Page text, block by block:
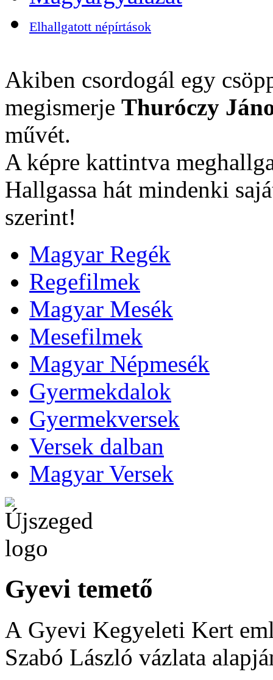
Elhallgatott népírtások
Akiben csordogál egy
megismerje Thuróczy
művét.
A képre kattintva
Hallgassa hát mindenki
szerint!
Magyar Regék
Regefilmek
Magyar Mesék
Mesefilmek
Magyar Népmesék
Gyermekdalok
Gyermekversek
Versek dalban
Magyar Versek
Gyevi temető
A Gyevi Kegyeleti Kert
Szabó László vázlata